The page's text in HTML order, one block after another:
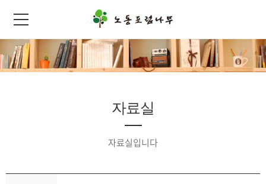
자료실
자료실입니다